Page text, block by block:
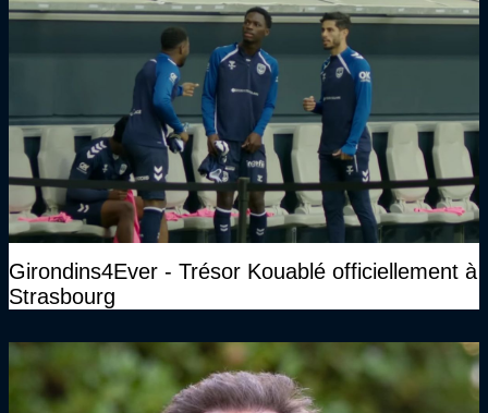
Girondins4Ever - Trésor Kouablé officiellement à
Strasbourg